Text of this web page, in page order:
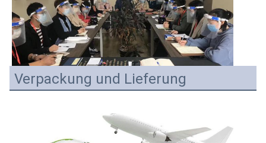
Verpackung und Lieferung